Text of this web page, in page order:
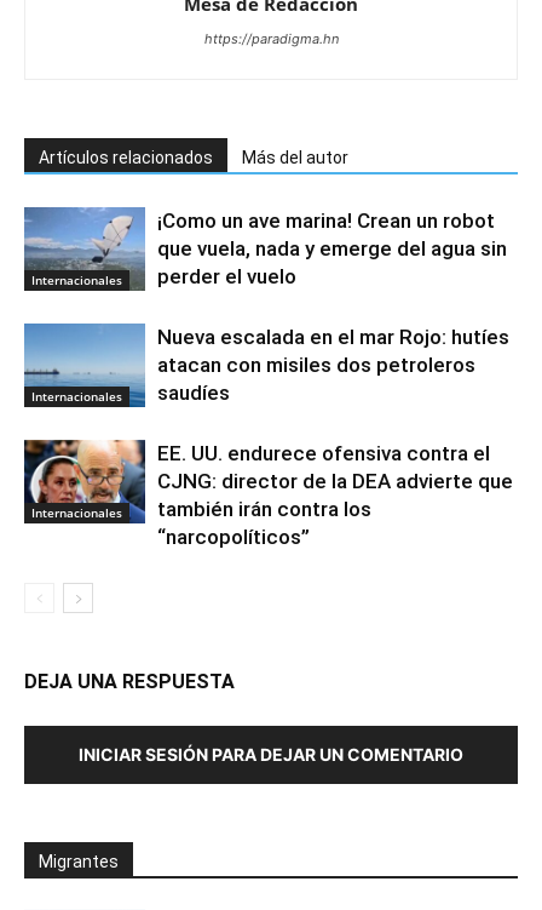
https://paradigma.hn
Artículos relacionados Más del autor
Internacionales
¡Como un ave marina! Crean un robot
que vuela, nada y emerge del agua sin
perder el vuelo
Internacionales
Nueva escalada en el mar Rojo: hutíes
atacan con misiles dos petroleros
saudíes
Internacionales
EE. UU. endurece ofensiva contra el
CJNG: director de la DEA advierte que
también irán contra los
“narcopolíticos”
DEJA UNA RESPUESTA
INICIAR SESIÓN PARA DEJAR UN COMENTARIO
Migrantes